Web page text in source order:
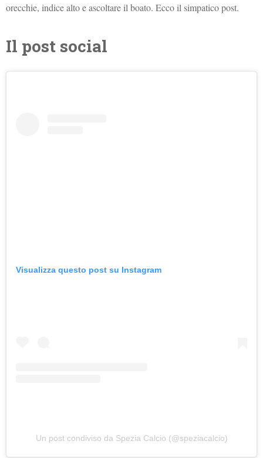
orecchie, indice alto e ascoltare il boato. Ecco il simpatico post.
Il post social
Visualizza questo post su Instagram
Un post condiviso da Spezia Calcio (@speziacalcio)